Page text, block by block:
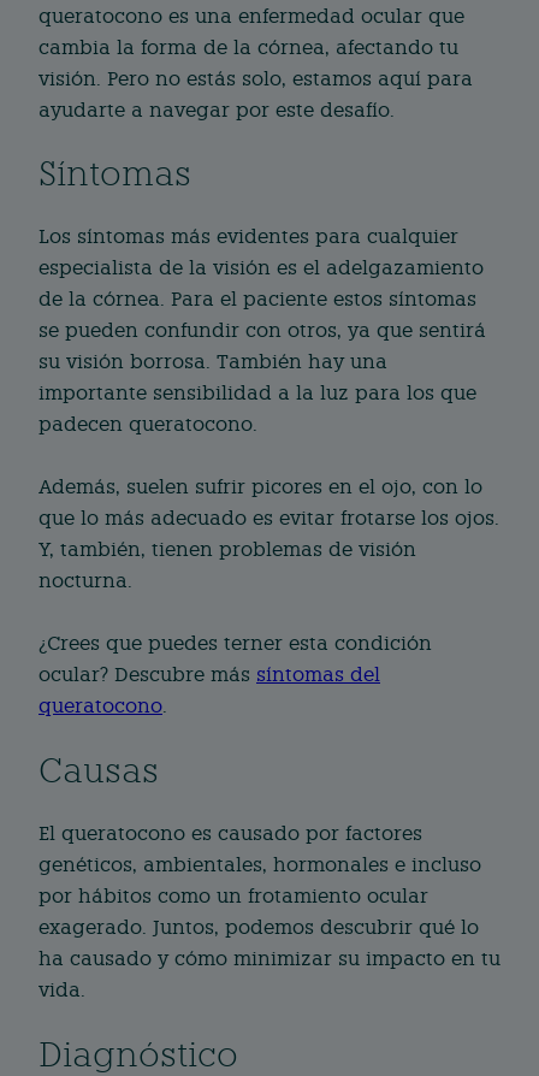
queratocono es una enfermedad ocular que
cambia la forma de la córnea, afectando tu
visión. Pero no estás solo, estamos aquí para
ayudarte a navegar por este desafío.
Síntomas
Los síntomas más evidentes para cualquier
especialista de la visión es el adelgazamiento
de la córnea. Para el paciente estos síntomas
se pueden confundir con otros, ya que sentirá
su visión borrosa. También hay una
importante sensibilidad a la luz para los que
padecen queratocono.
Además, suelen sufrir picores en el ojo, con lo
que lo más adecuado es evitar frotarse los ojos.
Y, también, tienen problemas de visión
nocturna.
¿Crees que puedes terner esta condición
ocular? Descubre más síntomas del
queratocono.
Causas
El queratocono es causado por factores
genéticos, ambientales, hormonales e incluso
por hábitos como un frotamiento ocular
exagerado. Juntos, podemos descubrir qué lo
ha causado y cómo minimizar su impacto en tu
vida.
Diagnóstico